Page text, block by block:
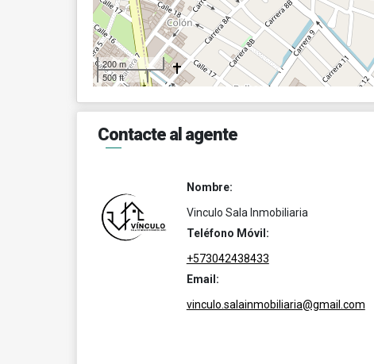
200 m
500 ft
Contacte al agente
Nombre:
Vinculo Sala Inmobiliaria
Teléfono Móvil:
+573042438433
Email:
vinculo.salainmobiliaria@gmail.com